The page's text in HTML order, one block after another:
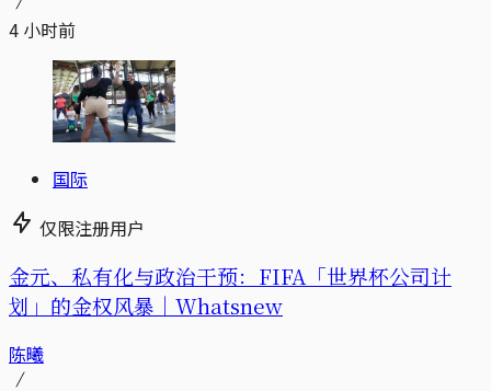
4 小时前
国际
仅限注册用户
金元、私有化与政治干预：FIFA「世界杯公司计
划」的金权风暴｜Whatsnew
陈曦